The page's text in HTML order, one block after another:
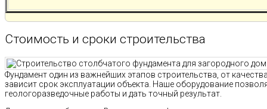
Стоимость и сроки строительства
Фундамент один из важнейших этапов строительства, от
зависит срок эксплуатации объекта. Наше оборудование
геологоразведочные работы и дать точный результат.